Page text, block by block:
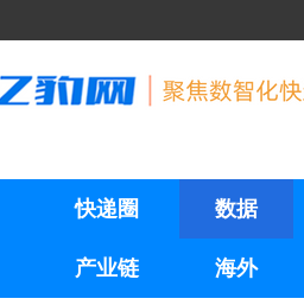
快递圈 数据
产业链 海外